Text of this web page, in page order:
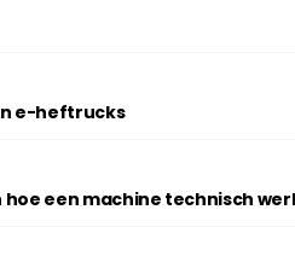
e-heftrucks
een machine technisch